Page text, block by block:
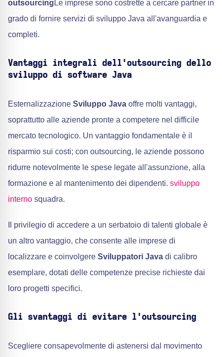
outsourcing Le imprese sono costrette a cercare partner in
grado di fornire servizi di sviluppo Java all'avanguardia e
completi.
Vantaggi integrali dell'outsourcing dello
sviluppo di software Java
Esternalizzazione Sviluppo Java offre molti vantaggi,
soprattutto alle aziende pronte a competere nel difficile
mercato tecnologico. Un vantaggio fondamentale è il
risparmio sui costi; con outsourcing, le aziende possono
ridurre notevolmente le spese legate all'assunzione, alla
formazione e al mantenimento dei dipendenti. sviluppo
interno squadra.
Il privilegio di accedere a un serbatoio di talenti globale è
un altro vantaggio, che consente alle imprese di
localizzare e coinvolgere Sviluppatori Java di calibro
esemplare, dotati delle competenze precise richieste dai
loro progetti specifici.
Gli svantaggi di evitare l'outsourcing
Scegliere consapevolmente di astenersi dal movimento